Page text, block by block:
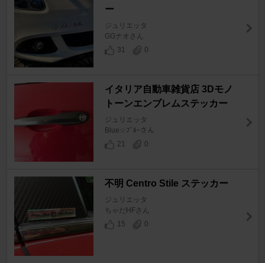
ー
ジュリエッタ
GGナオさん
31
0
イタリア自動車雑貨店 3Dモノ
トーンエンブレムステッカー
ジュリエッタ
Blue☆ﾌﾞﾙｰさん
21
0
不明 Centro Stile ステッカー
ジュリエッタ
ちゃだHFさん
15
0